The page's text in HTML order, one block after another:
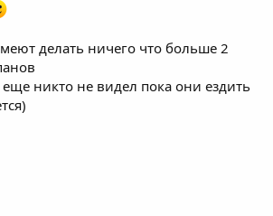
делать ничего что больше 2
еще никто не видел пока они ездить